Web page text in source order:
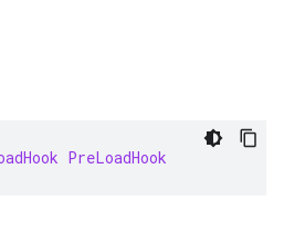
PreLoadHook